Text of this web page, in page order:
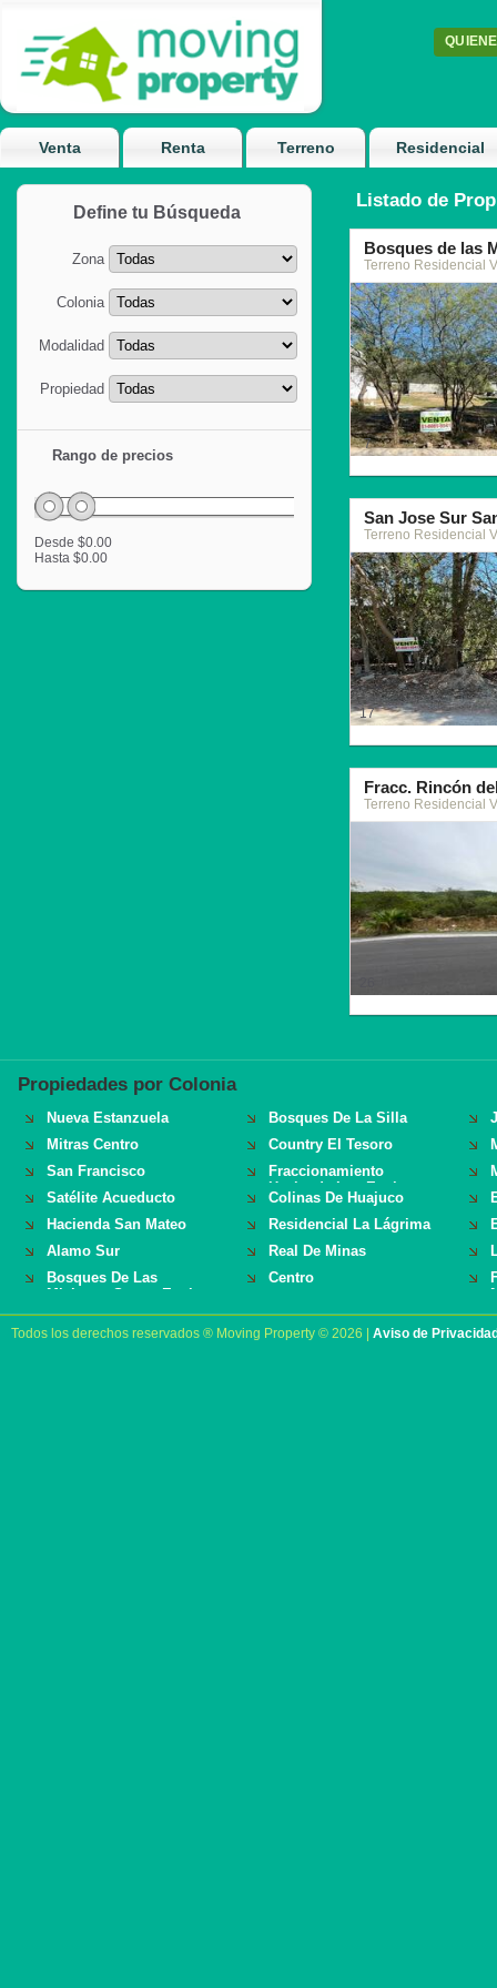
Venta Renta Terreno Residencial
Define tu Búsqueda
Zona
Colonia
Modalidad
Propiedad
Rango de precios
Desde $0.00
Hasta $0.00
Listado de
Bosques de las
Terreno Residencial
7
San Jose Sur
Terreno Residencial
17
Fracc. Rincón
Terreno Residencial
Propiedades por Colonia
Nueva Estanzuela Bosques De La Silla
Mitras Centro
Country El Tesoro
San Francisco
Fraccionamiento
Hacienda Los Encinos
Satélite Acueducto
Colinas De Huajuco
Hacienda San Mateo
Residencial La Lágrima
Alamo Sur
Real De Minas
Bosques De Las
Misiones Sector Encino
Centro
Todos los derechos reservados ® Moving Property © 2026 | Aviso de